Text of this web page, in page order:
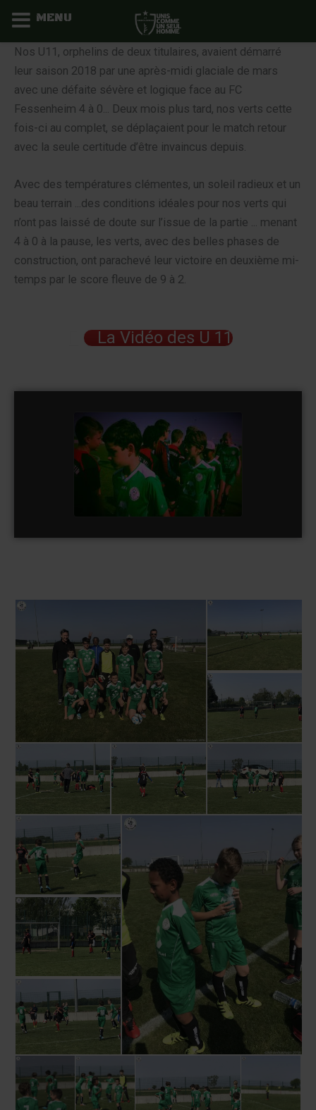
Aller
contenu
Nos U11, orphelins de deux titulaires, avaient démarré
leur saison 2018 par une après-midi glaciale de mars
avec une défaite sévère et logique face au FC
Fessenheim 4 à 0... Deux mois plus tard, nos verts cette
fois-ci au complet, se déplaçaient pour le match retour
avec la seule certitude d’être invaincus depuis.
Avec des températures clémentes, un soleil radieux et un
beau terrain ...des conditions idéales pour nos verts qui
n’ont pas laissé de doute sur l’issue de la partie ... menant
4 à 0 à la pause, les verts, avec des belles phases de
construction, ont parachevé leur victoire en deuxième mi-
temps par le score fleuve de 9 à 2.
La Vidéo des U 11
U 11 FC Fessenheim vs ASA
2
watch video
MENU